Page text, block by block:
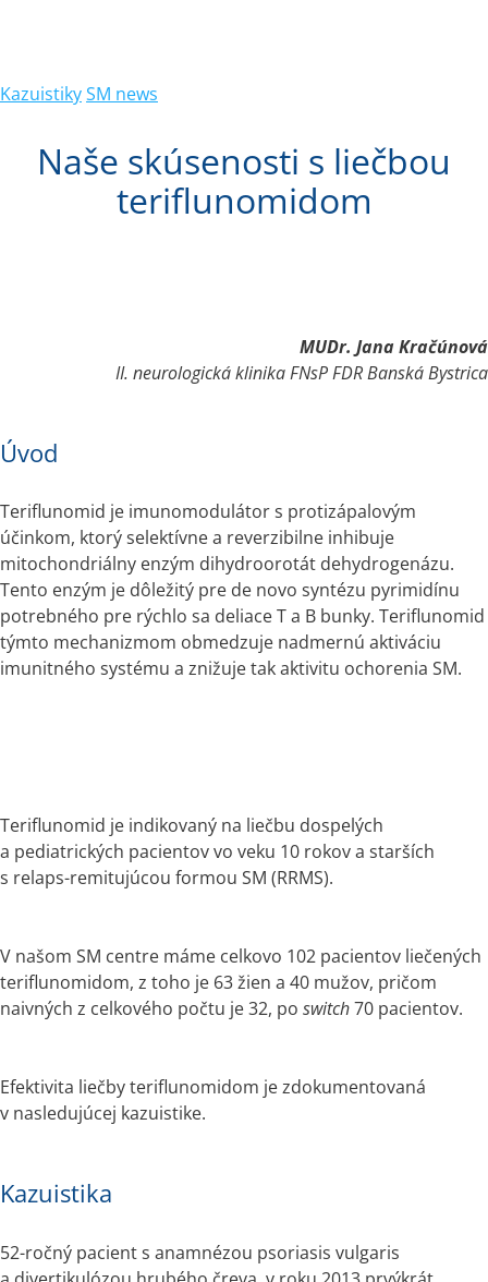
KazuistikySM news
Naše skúsenosti s liečbou
teriflunomidom
MUDr. Jana Kračúnová
II. neurologická klinika FNsP FDR Banská Bystrica
Úvod
Teriflunomid je imunomodulátor s protizápalovým
účinkom, ktorý selektívne a reverzibilne inhibuje
mitochondriálny enzým dihydroorotát dehydrogenázu.
Tento enzým je dôležitý pre de novo syntézu pyrimidínu
potrebného pre rýchlo sa deliace T a B bunky. Teriflunomid
týmto mechanizmom obmedzuje nadmernú aktiváciu
imunitného systému a znižuje tak aktivitu ochorenia SM.
Teriflunomid je indikovaný na liečbu dospelých
a pediatrických pacientov vo veku 10 rokov a starších
s relaps-remitujúcou formou SM (RRMS).
V našom SM centre máme celkovo 102 pacientov liečených
teriflunomidom, z toho je 63 žien a 40 mužov, pričom
naivných z celkového počtu je 32, po switch 70 pacientov.
Efektivita liečby teriflunomidom je zdokumentovaná
v nasledujúcej kazuistike.
Kazuistika
52-ročný pacient s anamnézou psoriasis vulgaris